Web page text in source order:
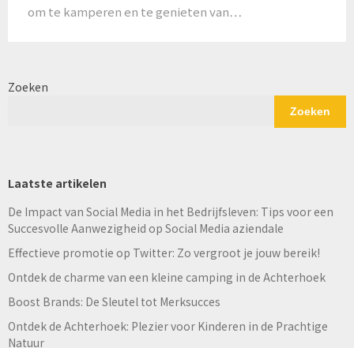
om te kamperen en te genieten van…
Zoeken
Zoeken
Laatste artikelen
De Impact van Social Media in het Bedrijfsleven: Tips voor een
Succesvolle Aanwezigheid op Social Media aziendale
Effectieve promotie op Twitter: Zo vergroot je jouw bereik!
Ontdek de charme van een kleine camping in de Achterhoek
Boost Brands: De Sleutel tot Merksucces
Ontdek de Achterhoek: Plezier voor Kinderen in de Prachtige
Natuur